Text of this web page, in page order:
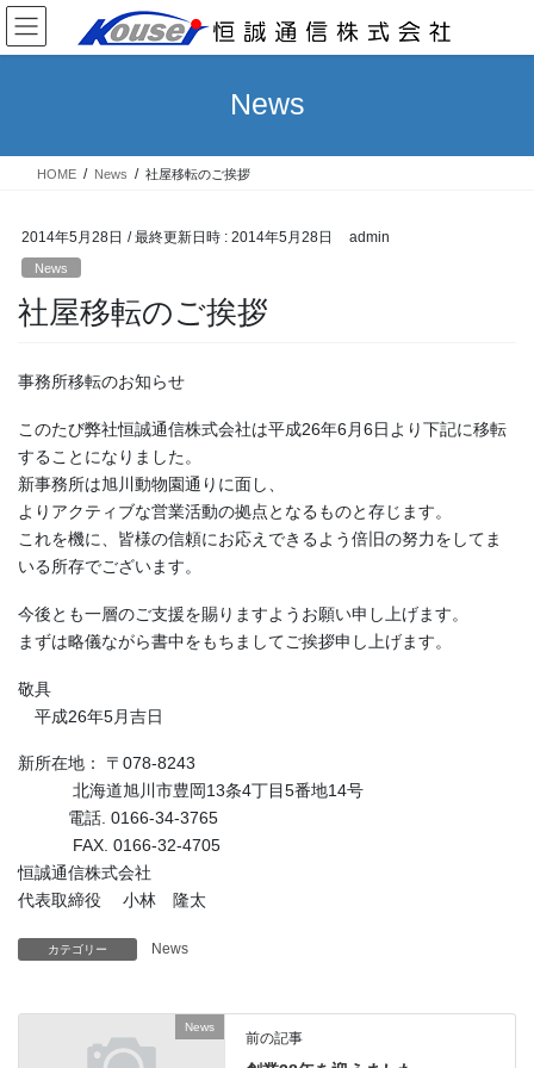
コ
ン
テ
ス
ナ
ビ
ゲ
ン
News
HOME News 社屋移転のご挨拶
2014年5月28日 / 最終更新日時 : 2014年5月28日 admin
News
社屋移転のご挨拶
事務所移転のお知らせ
このたび弊社恒誠通信株式会社は平成26年6月6日より下記に移転
することになりました。
新事務所は旭川動物園通りに面し、
よりアクティブな営業活動の拠点となるものと存じます。
これを機に、皆様の信頼にお応えできるよう倍旧の努力をしてま
いる所存でございます。
今後とも一層のご支援を賜りますようお願い申し上げます。
まずは略儀ながら書中をもちましてご挨拶申し上げます。
敬具
平成26年5月吉日
新所在地： 〒078-8243
北海道旭川市豊岡13条4丁目5番地14号
電話. 0166-34-3765
FAX. 0166-32-4705
恒誠通信株式会社
代表取締役 小林 隆太
カテゴリー News
News
前の記事